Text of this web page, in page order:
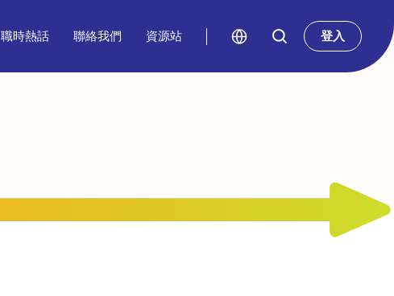
登入
職時熱話 聯絡我們 資源站